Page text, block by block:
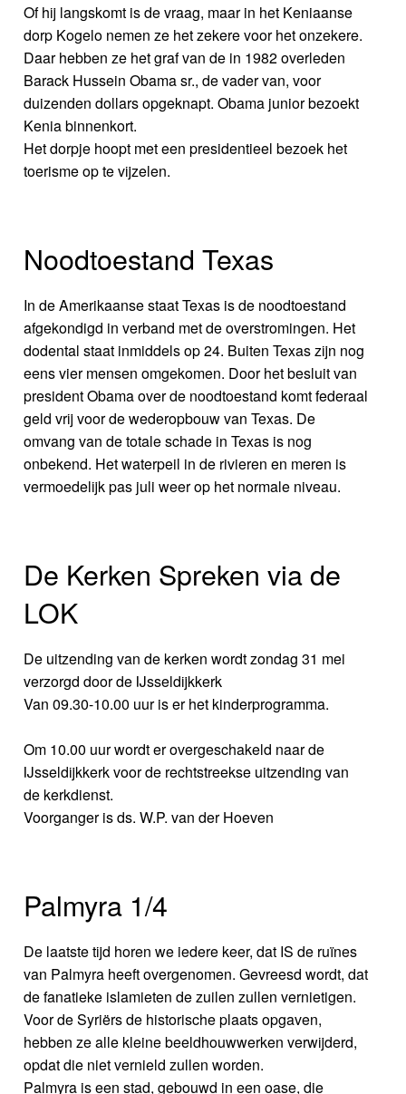
Of hij langskomt is de vraag, maar in het Keniaanse
dorp Kogelo nemen ze het zekere voor het onzekere.
Daar hebben ze het graf van de in 1982 overleden
Barack Hussein Obama sr., de vader van, voor
duizenden dollars opgeknapt. Obama junior bezoekt
Kenia binnenkort.
Het dorpje hoopt met een presidentieel bezoek het
toerisme op te vijzelen.
Noodtoestand Texas
In de Amerikaanse staat Texas is de noodtoestand
afgekondigd in verband met de overstromingen. Het
dodental staat inmiddels op 24. Buiten Texas zijn nog
eens vier mensen omgekomen. Door het besluit van
president Obama over de noodtoestand komt federaal
geld vrij voor de wederopbouw van Texas. De
omvang van de totale schade in Texas is nog
onbekend. Het waterpeil in de rivieren en meren is
vermoedelijk pas juli weer op het normale niveau.
De Kerken Spreken via de
LOK
De uitzending van de kerken wordt zondag 31 mei
verzorgd door de IJsseldijkkerk
Van 09.30-10.00 uur is er het kinderprogramma.
Om 10.00 uur wordt er overgeschakeld naar de
IJsseldijkkerk voor de rechtstreekse uitzending van
de kerkdienst.
Voorganger is ds. W.P. van der Hoeven
Palmyra 1/4
De laatste tijd horen we iedere keer, dat IS de ruïnes
van Palmyra heeft overgenomen. Gevreesd wordt, dat
de fanatieke islamieten de zuilen zullen vernietigen.
Voor de Syriërs de historische plaats opgaven,
hebben ze alle kleine beeldhouwwerken verwijderd,
opdat die niet vernield zullen worden.
Palmyra is een stad, gebouwd in een oase, die